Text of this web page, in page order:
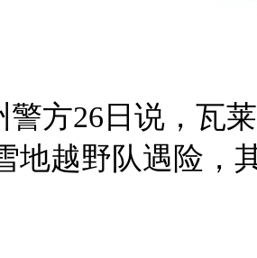
警方26日说，瓦
地越野队遇险，